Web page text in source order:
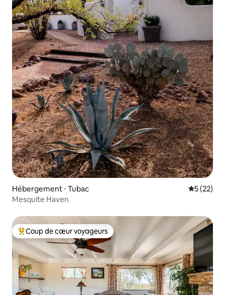
Hébergement ⋅ Tubac
5 (22)
Mesquite Haven
Coups de cœur voyageurs les plus appréciés
Coup de cœur voyageurs